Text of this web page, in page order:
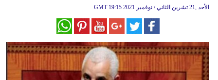
وتغذية
سياحة
GMT 19:15 2021 الأحد ,21 تشرين الثاني / نوفمبر